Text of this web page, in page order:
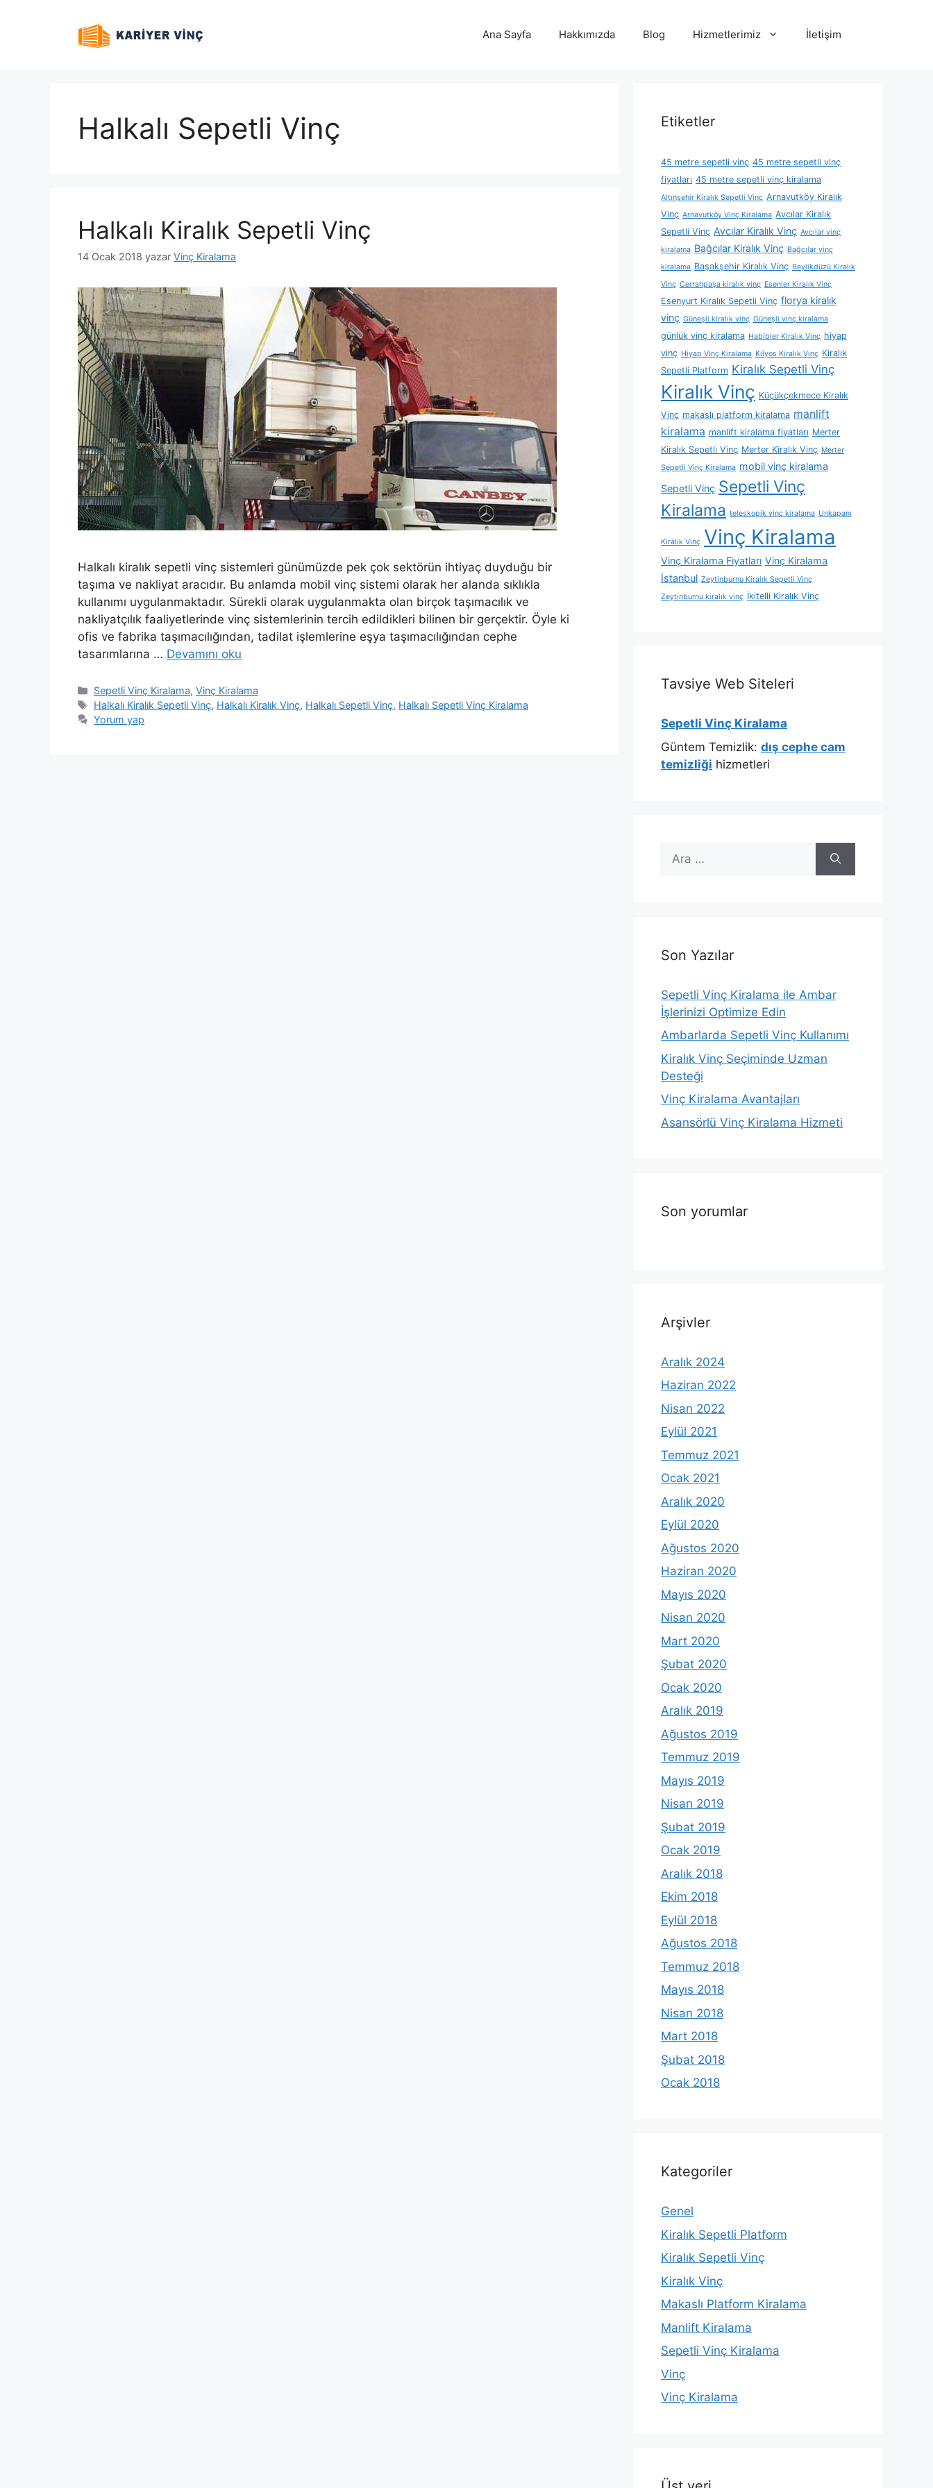
Ana Sayfa Hakkımızda Blog Hizmetlerimiz İletişim
Halkalı Sepetli Vinç
Halkalı Kiralık Sepetli Vinç
14 Ocak 2018 yazar Vinç Kiralama
Halkalı kiralık sepetli vinç sistemleri günümüzde pek çok sektörün ihtiyaç duyduğu bir
taşıma ve nakliyat aracıdır. Bu anlamda mobil vinç sistemi olarak her alanda sıklıkla
kullanımı uygulanmaktadır. Sürekli olarak uygulanmakta olan birçok taşımacılık ve
nakliyatçılık faaliyetlerinde vinç sistemlerinin tercih edildikleri bilinen bir gerçektir. Öyle ki
ofis ve fabrika taşımacılığından, tadilat işlemlerine eşya taşımacılığından cephe
tasarımlarına … Devamını oku
Kategoriler
Sepetli Vinç Kiralama,Vinç Kiralama
Etiketler
Halkalı Kiralık Sepetli Vinç, Halkalı Kiralık Vinç, Halkalı Sepetli Vinç, Halkalı Sepetli Vinç Kiralama
Yorum yap
Etiketler
45 metre sepetli vinç 45 metre sepetli vinç
fiyatları 45 metre sepetli vinç kiralama
Altınşehir Kiralık Sepetli Vinç Arnavutköy Kiralık
Vinç Arnavutköy Vinç Kiralama Avcılar Kiralık
Sepetli Vinç Avcılar Kiralık Vinç Avcılar vinç
kiralama Bağcılar Kiralık Vinç Bağcılar vinç
kiralama Başakşehir Kiralık Vinç Beylikdüzü Kiralık
Vinç Cerrahpaşa kiralık vinç Esenler Kiralık Vinç
Esenyurt Kiralık Sepetli Vinç florya kiralık
vinç Güneşli kiralık vinç Güneşli vinç kiralama
günlük vinç kiralama Habibler Kiralık Vinç hiyap
vinç Hiyap Vinç Kiralama Kilyos Kiralık Vinç Kiralık
Sepetli Platform Kiralık Sepetli Vinç
Kiralık Vinç Küçükçekmece Kiralık
Vinç makaslı platform kiralama manlift
kiralama manlift kiralama fiyatları Merter
Kiralık Sepetli Vinç Merter Kiralık Vinç Merter
Sepetli Vinç Kiralama mobil vinç kiralama
Sepetli Vinç Sepetli Vinç
Kiralama teleskopik vinç kiralama Unkapanı
Kiralık Vinç Vinç Kiralama
Vinç Kiralama Fiyatları Vinç Kiralama
İstanbul Zeytinburnu Kiralık Sepetli Vinç
Zeytinburnu kiralık vinç İkitelli Kiralık Vinç
Tavsiye Web Siteleri
Sepetli Vinç Kiralama
Güntem Temizlik: dış cephe cam
temizliği hizmetleri
ara
Son Yazılar
Sepetli Vinç Kiralama ile Ambar
İşlerinizi Optimize Edin
Ambarlarda Sepetli Vinç Kullanımı
Kiralık Vinç Seçiminde Uzman
Desteği
Vinç Kiralama Avantajları
Asansörlü Vinç Kiralama Hizmeti
Son yorumlar
Arşivler
Aralık 2024
Haziran 2022
Nisan 2022
Eylül 2021
Temmuz 2021
Ocak 2021
Aralık 2020
Eylül 2020
Ağustos 2020
Haziran 2020
Mayıs 2020
Nisan 2020
Mart 2020
Şubat 2020
Ocak 2020
Aralık 2019
Ağustos 2019
Temmuz 2019
Mayıs 2019
Nisan 2019
Şubat 2019
Ocak 2019
Aralık 2018
Ekim 2018
Eylül 2018
Ağustos 2018
Temmuz 2018
Mayıs 2018
Nisan 2018
Mart 2018
Şubat 2018
Ocak 2018
Kategoriler
Genel
Kiralık Sepetli Platform
Kiralık Sepetli Vinç
Kiralık Vinç
Makaslı Platform Kiralama
Manlift Kiralama
Sepetli Vinç Kiralama
Vinç
Vinç Kiralama